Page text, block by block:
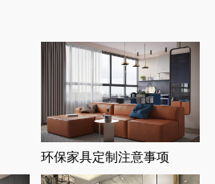
环保家具定制注意事项